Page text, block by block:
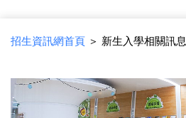
招生資訊網首頁＞ 新生入學相關訊息